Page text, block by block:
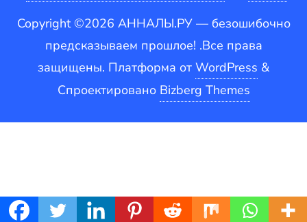
Copyright ©2026 АННАЛЫ.РУ — безошибочно
предсказываем прошлое! .Все права
защищены. Платформа от WordPress &
Спроектировано Bizberg Themes